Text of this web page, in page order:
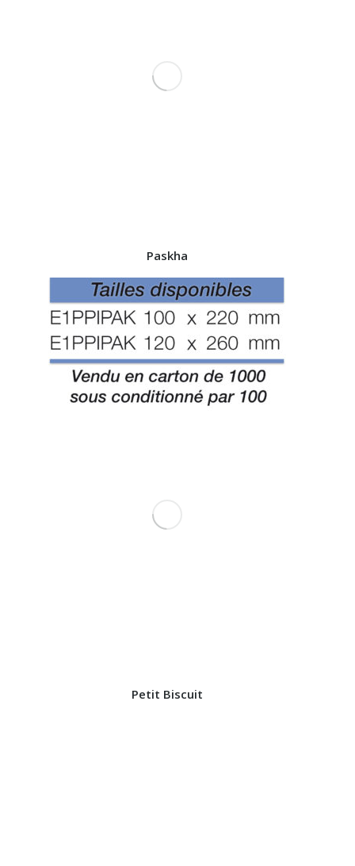
Paskha
Petit Biscuit